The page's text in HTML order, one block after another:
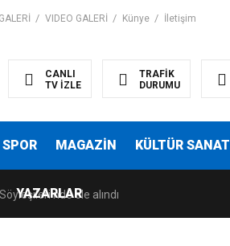
VIDEO GALERİ Künye İletişim
CANLI
TV İZLE
TRAFİK
DURUMU
SPOR MAGAZİN KÜLTÜR SANAT
YAZARLARele alındı